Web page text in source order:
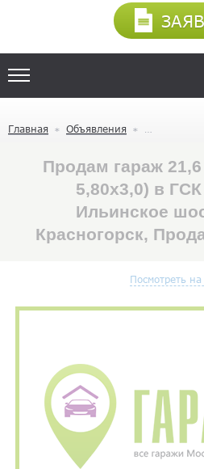
Главная Объявления
Продам гараж
5,80х3,0) в
Ильинское
Красногорск,
Посмотреть на